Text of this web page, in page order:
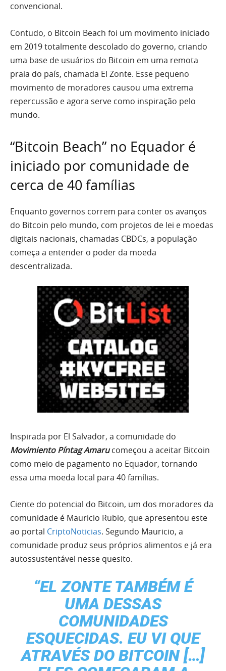
convencional.
Contudo, o Bitcoin Beach foi um movimento iniciado
em 2019 totalmente descolado do governo, criando
uma base de usuários do Bitcoin em uma remota
praia do país, chamada El Zonte. Esse pequeno
movimento de moradores causou uma extrema
repercussão e agora serve como inspiração pelo
mundo.
“Bitcoin Beach” no Equador é
iniciado por comunidade de
cerca de 40 famílias
Enquanto governos correm para conter os avanços
do Bitcoin pelo mundo, com projetos de lei e moedas
digitais nacionais, chamadas CBDCs, a população
começa a entender o poder da moeda
descentralizada.
Inspirada por El Salvador, a comunidade do
Movimiento Píntag Amarucomeçou a aceitar Bitcoin
como meio de pagamento no Equador, tornando
essa uma moeda local para 40 famílias.
Ciente do potencial do Bitcoin, um dos moradores da
comunidade é Mauricio Rubio, que apresentou este
ao portal CriptoNoticias. Segundo Mauricio, a
comunidade produz seus próprios alimentos e já era
autossustentável nesse quesito.
“EL ZONTE TAMBÉM É
UMA DESSAS
COMUNIDADES
ESQUECIDAS. EU VI QUE
ATRAVÉS DO BITCOIN […]